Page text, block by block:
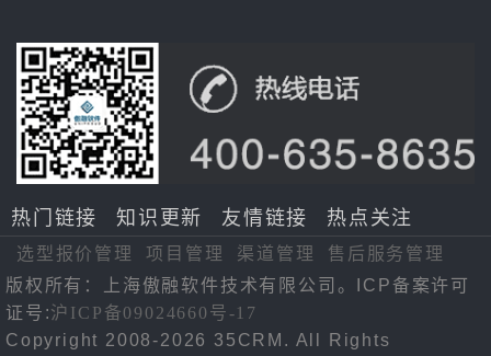
热门链接 知识更新 友情链接 热点关注
选型报价管理 项目管理 渠道管理
售后服务管理
版权所有：上海傲融软件技术有限公司。ICP备案许可
证号:沪ICP备09024660号-17
Copyright 2008-2026 35CRM. All Rights